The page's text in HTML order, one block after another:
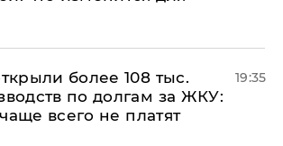
более 108 тыс.
по долгам за ЖКУ:
всего не платят
19:35